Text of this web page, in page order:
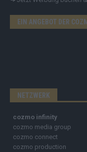
EIN ANGEBOT DER
NETZWERK
cozmo infinity
cozmo media group
cozmo connect
cozmo production